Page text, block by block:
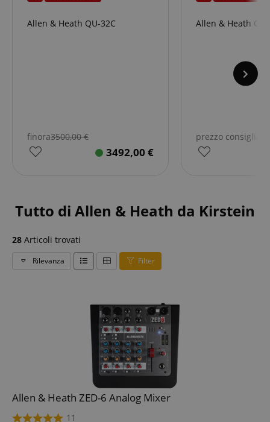
Allen & Heath QU-32C
finora3500,00€
3492,00 €
Allen & Heath
prezzo
Tutto di Allen & Heath da Kirstein
28 Articoli trovati
Rilevanza Filter
Allen & Heath ZED-6 Analog Mixer
11